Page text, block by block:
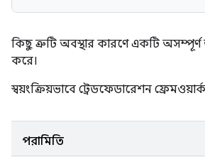
কিছু ত্রুটি অবস্থার কারণে একটি অসম্পূর্ণ
করে।
স্বয়ংক্রিয়ভাবে ট্রেডফেডারেশন
পরামিতি